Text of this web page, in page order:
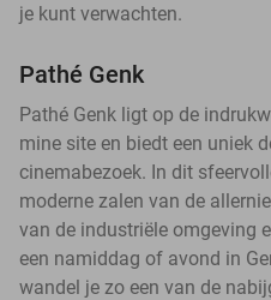
je kunt verwachten.
Pathé Genk
Pathé Genk ligt op de
mine site en biedt een uniek
cinemabezoek. In dit
moderne zalen van de
van de industriële omgeving
een namiddag of avond in
wandel je zo een van de